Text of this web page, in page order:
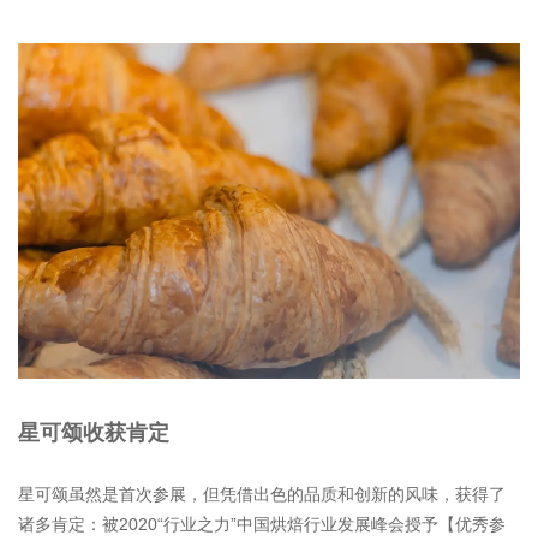
星可颂收获肯定
星可颂虽然是首次参展，但凭借出色的品质和创新的风味，获得了
诸多肯定：被2020“行业之力”中国烘焙行业发展峰会授予【优秀参